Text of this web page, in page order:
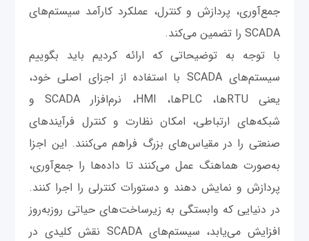
جمع‌آوری، پردازش و کنترل، عملکرد کارآمد سیستم‌های
SCADA را تضمین می‌کند.
با توجه به توضیحاتی که ارائه کردیم باید بگوییم
سیستم‌های SCADA با استفاده از اجزای اصلی خود،
یعنی RTUها، PLCها، HMI، نرم‌افزار SCADA و
شبکه‌های ارتباطی، امکان نظارت و کنترل فرآیندهای
صنعتی را در مقیاس‌های بزرگ فراهم می‌کنند. این اجزا
به‌صورت هماهنگ عمل می‌کنند تا داده‌ها را جمع‌آوری،
پردازش و نمایش دهند و دستورات کنترلی را اجرا کنند.
در دنیایی که وابستگی به زیرساخت‌های حیاتی روزبه‌روز
افزایش می‌یابد، سیستم‌های SCADA نقش کلیدی در